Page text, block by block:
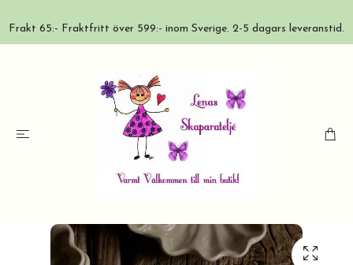
Frakt 65:- Fraktfritt över 599:- inom Sverige. 2-5 dagars leveranstid.